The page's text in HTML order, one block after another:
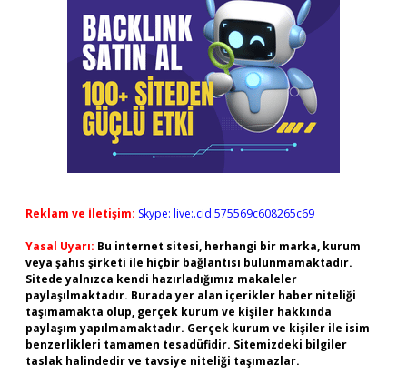
Reklam ve İletişim: Skype: live:.cid.575569c608265c69
Yasal Uyarı: Bu internet sitesi, herhangi bir marka, kurum
veya şahıs şirketi ile hiçbir bağlantısı bulunmamaktadır.
Sitede yalnızca kendi hazırladığımız makaleler
paylaşılmaktadır. Burada yer alan içerikler haber niteliği
taşımamakta olup, gerçek kurum ve kişiler hakkında
paylaşım yapılmamaktadır. Gerçek kurum ve kişiler ile isim
benzerlikleri tamamen tesadüfidir. Sitemizdeki bilgiler
taslak halindedir ve tavsiye niteliği taşımazlar.